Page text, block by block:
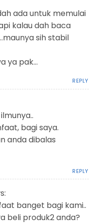
ada untuk memulai
kalau dah baca
sih stabil
ya pak…
REPLY
bagi saya.
anda dibalas
REPLY
banget bagi kami..
beli produk2 anda?